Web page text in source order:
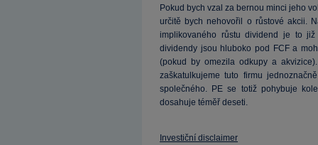
Pokud bych vzal za bernou minci jeho
určitě bych nehovořil o růstové akcii.
implikovaného růstu dividend je to
dividendy jsou hluboko pod FCF a
(pokud by omezila odkupy a
zaškatulkujeme tuto firmu
společného. PE se totiž pohybuje
dosahuje téměř deseti.
Investiční disclaimer